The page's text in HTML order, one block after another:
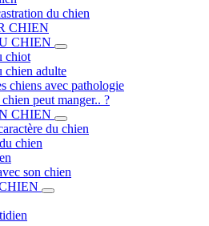
du chien
CHIEN
CHIEN
chiot
chien adulte
chiens avec pathologie
peut manger.. ?
CHIEN
du chien
chien
son chien